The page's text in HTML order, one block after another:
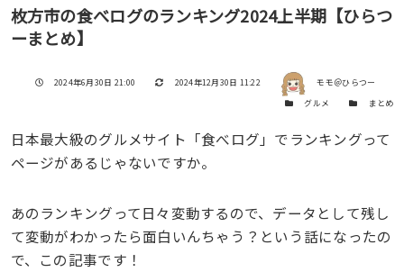
枚方市の食べログのランキング2024上半期【ひらつ
ーまとめ】
投稿日
2024年6月30日 21:00 更新日
2024年12月30日 11:22 著者
モモ＠ひらつー
カテゴリー
グルメ カテゴリー
まとめ
日本最大級のグルメサイト「食べログ」でランキングって
ページがあるじゃないですか。
あのランキングって日々変動するので、データとして残し
て変動がわかったら面白いんちゃう？という話になったの
で、この記事です！